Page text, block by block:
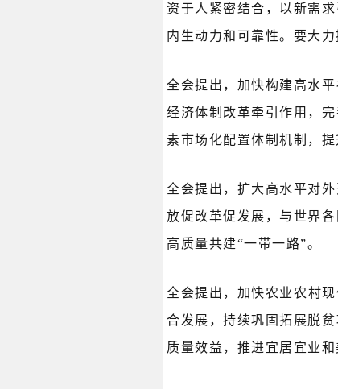
资于人紧密结合，以新需
内生动力和可靠性。要大
全会提出，加快构建高水
经济体制改革牵引作用，
素市场化配置体制机制，提
全会提出，扩大高水平对
放促改革促发展，与世界
高质量共建“一带一路”。
全会提出，加快农业农村
合发展，持续巩固拓展脱
质量效益，推进宜居宜业